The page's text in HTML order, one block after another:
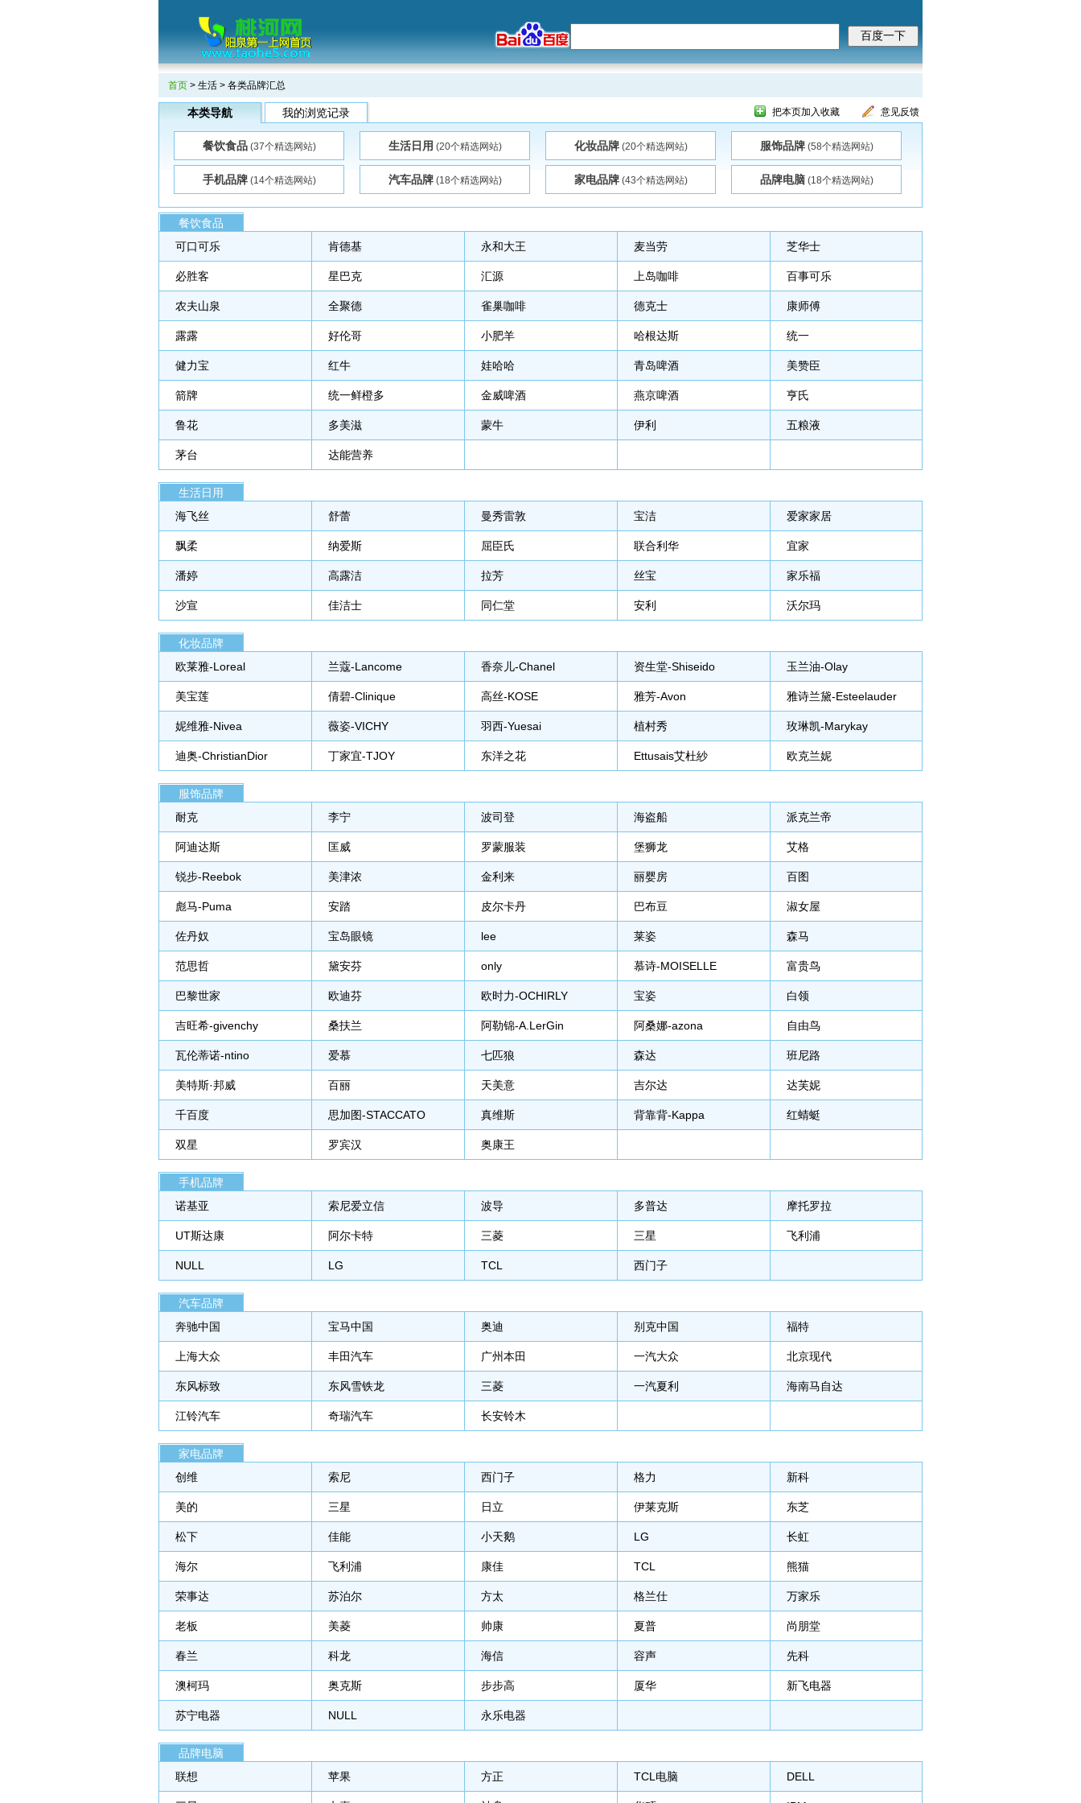
首页 > 生活 > 各类品牌汇总
本类导航 我的浏览记录 把本页加入收藏 意见反馈
餐饮食品(37个精选网站) 生活日用 (20个精选网站) 化妆品牌(20个精选网站) 服饰品牌(58个精选网站)
手机品牌(14个精选网站) 汽车品牌(18个精选网站) 家电品牌(43个精选网站) 品牌电脑 (18个精选网站)
餐饮食品
可口可乐
肯德基 永和大王 麦当劳 芝华士
必胜客 星巴克 汇源 上岛咖啡 百事可乐
农夫山泉 全聚德 雀巢咖啡 德克士 康师傅
露露 好伦哥 小肥羊 哈根达斯 统一
健力宝 红牛 娃哈哈 青岛啤酒 美赞臣
箭牌 统一鲜橙多 金威啤酒 燕京啤酒 亨氏
鲁花 多美滋 蒙牛 伊利 五粮液
茅台 达能营养
生活日用
海飞丝
舒蕾 曼秀雷敦 宝洁 爱家家居
飘柔 纳爱斯 屈臣氏 联合利华 宜家
潘婷 高露洁 拉芳 丝宝 家乐福
沙宣 佳洁士 同仁堂 安利 沃尔玛
化妆品牌
欧莱雅-Loreal
兰蔻-Lancome 香奈儿-Chanel 资生堂-Shiseido 玉兰油-Olay
美宝莲 倩碧-Clinique 高丝-KOSE 雅芳-Avon 雅诗兰黛-Esteelauder
妮维雅-Nivea 薇姿-VICHY 羽西-Yuesai 植村秀 玫琳凯-Marykay
迪奥-ChristianDior 丁家宜-TJOY 东洋之花 Ettusais艾杜紗 欧克兰妮
服饰品牌
耐克
李宁 波司登 海盗船 派克兰帝
阿迪达斯 匡威 罗蒙服装 堡狮龙 艾格
锐步-Reebok 美津浓 金利来 丽婴房 百图
彪马-Puma 安踏 皮尔卡丹 巴布豆 淑女屋
佐丹奴 宝岛眼镜 lee 莱姿 森马
范思哲 黛安芬 only 慕诗-MOISELLE 富贵鸟
巴黎世家 欧迪芬 欧时力-OCHIRLY 宝姿 白领
吉旺希-givenchy 桑扶兰 阿勒锦-A.LerGin 阿桑娜-azona 自由鸟
瓦伦蒂诺-ntino 爱慕 七匹狼 森达 班尼路
美特斯·邦威 百丽 天美意 吉尔达 达芙妮
千百度 思加图-STACCATO 真维斯 背靠背-Kappa 红蜻蜓
双星 罗宾汉 奥康王
手机品牌
诺基亚
索尼爱立信 波导 多普达 摩托罗拉
UT斯达康 阿尔卡特 三菱 三星 飞利浦
NULL LG TCL 西门子
汽车品牌
奔驰中国
宝马中国 奥迪 别克中国 福特
上海大众 丰田汽车 广州本田 一汽大众 北京现代
东风标致 东风雪铁龙 三菱 一汽夏利 海南马自达
江铃汽车 奇瑞汽车 长安铃木
家电品牌
创维
索尼 西门子 格力 新科
美的 三星 日立 伊莱克斯 东芝
松下 佳能 小天鹅 LG 长虹
海尔 飞利浦 康佳 TCL 熊猫
荣事达 苏泊尔 方太 格兰仕 万家乐
老板 美菱 帅康 夏普 尚朋堂
春兰 科龙 海信 容声 先科
澳柯玛 奥克斯 步步高 厦华 新飞电器
苏宁电器 NULL 永乐电器
品牌电脑
联想
苹果 方正 TCL电脑 DELL